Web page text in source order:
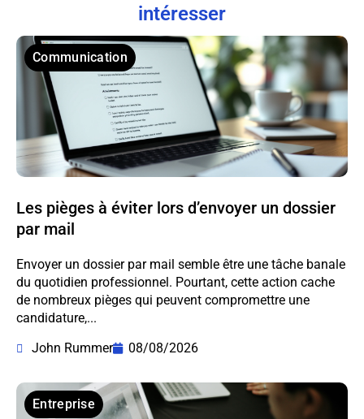
intéresser
Communication
Les pièges à éviter lors d’envoyer un dossier
par mail
Envoyer un dossier par mail semble être une tâche banale
du quotidien professionnel. Pourtant, cette action cache
de nombreux pièges qui peuvent compromettre une
candidature,...
John Rummer
08/08/2026
Entreprise